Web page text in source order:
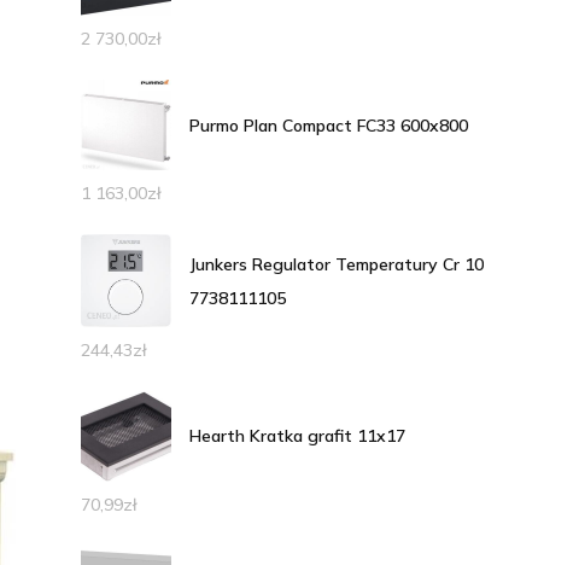
2 730,00zł
Purmo Plan Compact FC33 600x800
1 163,00zł
Junkers Regulator Temperatury Cr 10
7738111105
244,43zł
Hearth Kratka grafit 11x17
70,99zł